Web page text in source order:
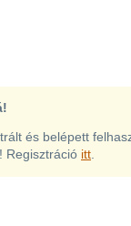
és belépett
Regisztráció itt